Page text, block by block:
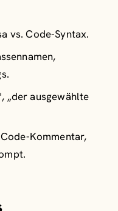
vs. Code-Syntax.
„der ausgewählte
Kommentar,